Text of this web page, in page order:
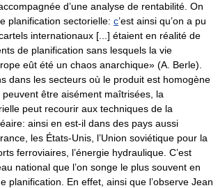
d’une analyse de rentabilité. On
planification sectorielle: c’est ainsi qu’on a pu
internationaux [...] étaient en réalité de
de planification sans lesquels la vie
eût été un chaos anarchique» (A. Berle).
dans les secteurs où le produit est homogène
être aisément maîtrisées, la
peut recourir aux techniques de la
ainsi en est-il dans des pays aussi
les États-Unis, l’Union soviétique pour la
ferroviaires, l’énergie hydraulique. C’est
national que l’on songe le plus souvent en
planification. En effet, ainsi que l’observe Jean